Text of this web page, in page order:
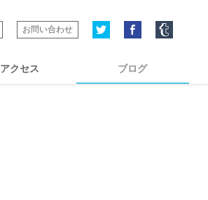
アクセス ブログ
お問い合わせ